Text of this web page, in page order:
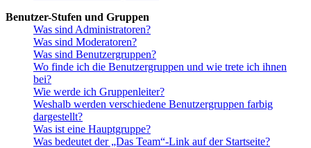
Benutzer-Stufen und Gruppen
Was sind Administratoren?
Was sind Moderatoren?
Was sind Benutzergruppen?
Wo finde ich die Benutzergruppen und wie trete ich ihnen
bei?
Wie werde ich Gruppenleiter?
Weshalb werden verschiedene Benutzergruppen farbig
dargestellt?
Was ist eine Hauptgruppe?
Was bedeutet der „Das Team“-Link auf der Startseite?